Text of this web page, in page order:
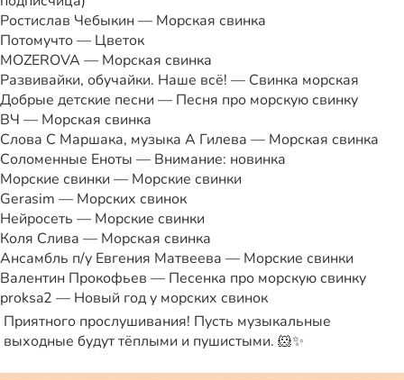
Ростислав Чебыкин — Морская свинка
Потомучто — Цветок
MOZEROVA — Морская свинка
Развивайки, обучайки. Наше всё! — Свинка морская
Добрые детские песни — Песня про морскую свинку
ВЧ — Морская свинка
Слова С Маршака, музыка А Гилева — Морская свинка
Соломенные Еноты — Внимание: новинка
Морские свинки — Морские свинки
Gerasim — Морских свинок
Нейросеть — Морские свинки
Коля Слива — Морская свинка
Ансамбль п/у Евгения Матвеева — Морские свинки
Валентин Прокофьев — Песенка про морскую свинку
proksa2 — Новый год у морских свинок
Приятного прослушивания! Пусть музыкальные
выходные будут тёплыми и пушистыми. 🐹✨